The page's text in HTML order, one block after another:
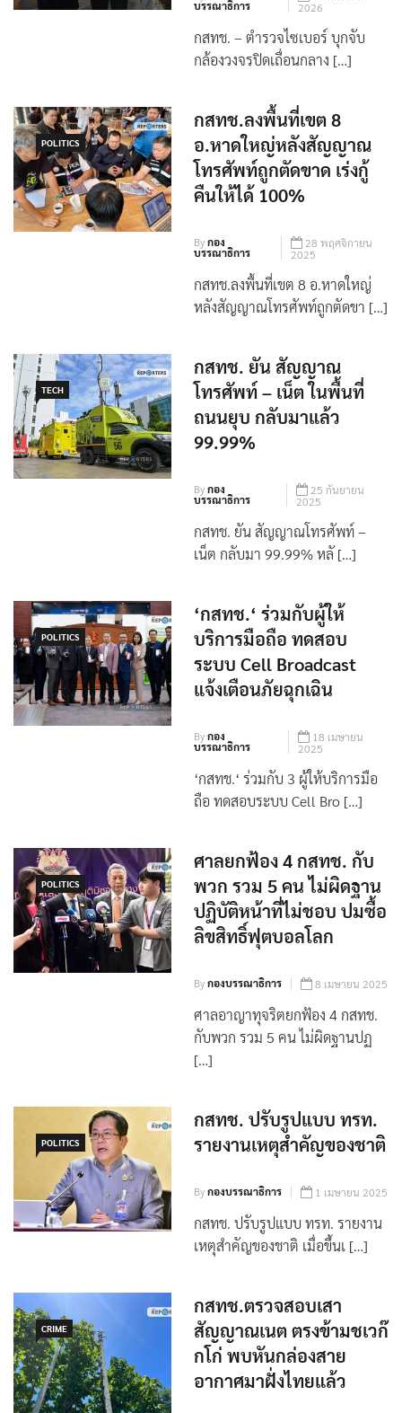
Byกอง
บรรณาธิการ
16 มกราคม
2026
POLITICS
กสทช.ลงพื้นที่เขต 8
อ.หาดใหญ่หลังสัญญาณ
โทรศัพท์ถูกตัดขาด เร่งกู้
คืนให้ได้ 100%
Byกอง
บรรณาธิการ
28 พฤศจิกายน
2025
กสทช.ลงพื้นที่เขต 8 อ.หาดใหญ่
TECH
กสทช. ยัน สัญญาณ
โทรศัพท์ – เน็ต ในพื้นที่
ถนนยุบ กลับมาแล้ว
99.99%
Byกอง
บรรณาธิการ
25 กันยายน
2025
POLITICS
‘กสทช.‘ ร่วมกับผู้ให้
บริการมือถือ ทดสอบ
ระบบ Cell Broadcast
แจ้งเตือนภัยฉุกเฉิน
Byกอง
บรรณาธิการ
18 เมษายน
2025
POLITICS
ศาลยกฟ้อง 4 กสทช. กับ
พวก รวม 5 คน ไม่ผิดฐาน
ปฏิบัติหน้าที่ไม่ชอบ ปมซื้อ
ลิขสิทธิ์ฟุตบอลโลก
By กองบรรณาธิการ 8 เมษายน 2025
ศาลอาญาทุจริตยกฟ้อง 4 กสทช.
POLITICS
กสทช. ปรับรูปแบบ ทรท.
รายงานเหตุสำคัญของชาติ
Byกองบรรณาธิการ 1 เมษายน 2025
กสทช. ปรับรูปแบบ ทรท. รายงาน
CRIME
กสทช.ตรวจสอบเสา
สัญญาณเนต ตรงข้ามชเวก๊
กโก่ พบหันกล่องสาย